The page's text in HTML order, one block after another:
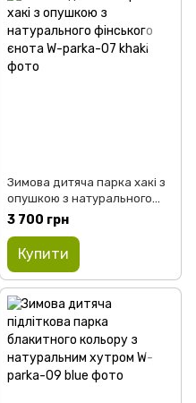
Зимова дитяча парка хакі з
опушкою з натурального
фінського єнота
3 700 грн
Купити